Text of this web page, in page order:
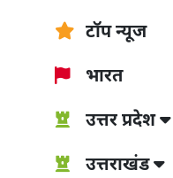
टॉप न्यूज
भारत
उत्तर प्रदेश
उत्तराखंड